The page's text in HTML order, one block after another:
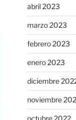
abril 2023
marzo 2023
febrero 2023
enero 2023
diciembre
noviembre
octubre 2022